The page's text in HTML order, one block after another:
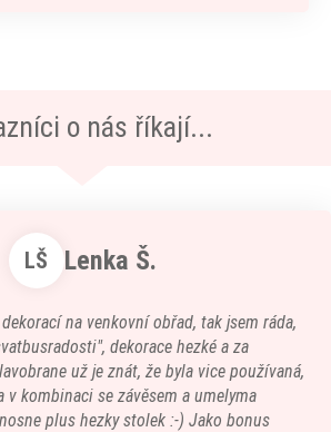
o nás říkají...
LŠ Lenka Š.
na venkovní obřad, tak jsem ráda,
dekorace hezké a za
už je znát, že byla vice používaná,
kombinaci se závěsem a umelyma
plus hezky stolek :-) Jako bonus